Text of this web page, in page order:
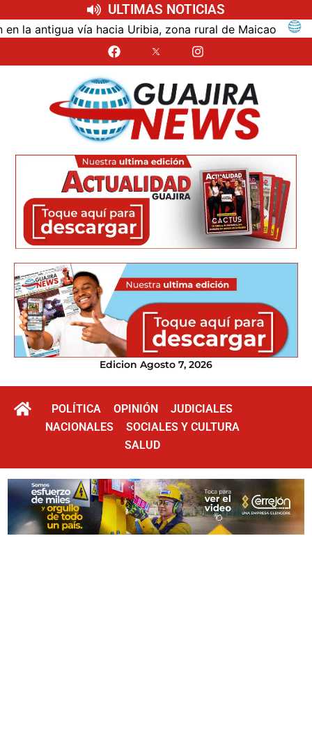
ULTIMAS NOTICIAS
antigua vía hacia Uribia, zona rural de Maicao
Edicion Agosto 7, 2026
POLÍTICA OPINIÓN
JUDICIALES
NACIONALES
SOCIALES Y CULTURA
SALUD